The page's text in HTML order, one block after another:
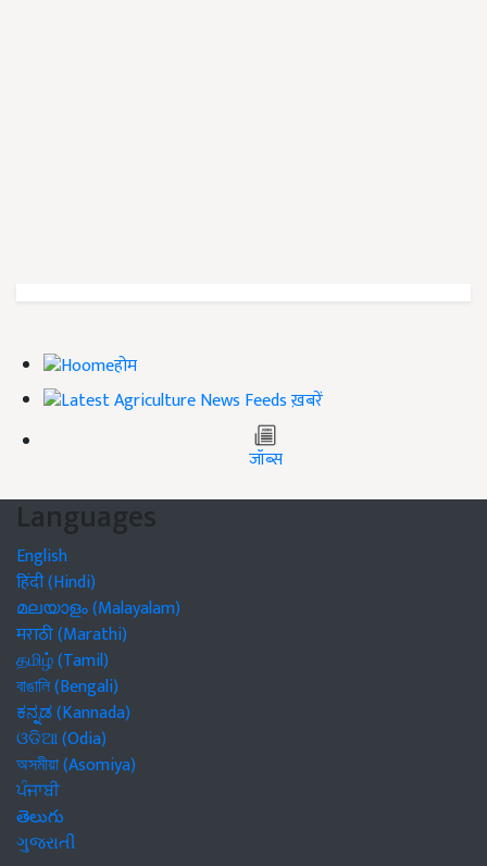
होम
ख़बरें
जॉब्स
Languages
English
हिंदी (Hindi)
മലയാളം (Malayalam)
मराठी (Marathi)
தமிழ் (Tamil)
বাঙালি (Bengali)
ಕನ್ನಡ (Kannada)
ଓଡିଆ (Odia)
অসমীয়া (Asomiya)
ਪੰਜਾਬੀ
తెలుగు
ગુજરાતી